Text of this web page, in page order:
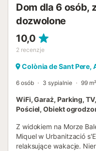
Dom dla 6 osób,
dozwolone
10,0
2 recenzje
Colònia de Sant Pere,
6 osób 3 sypialnie 99 m²
WiFi, Garaż, Parking,
Pościel, Obiekt
Z widokiem na Morze
Miquel w Urbanització
relaksujące wakacje.